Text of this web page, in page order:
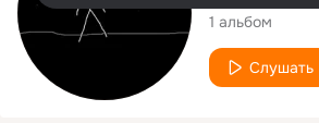
1 альбом
Слушать